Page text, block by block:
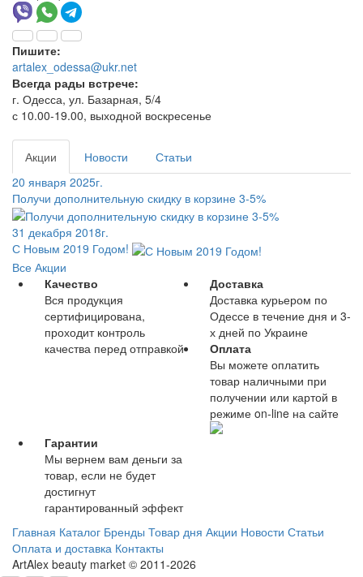
Пишите:
artalex_odessa@ukr.net
Всегда рады встрече:
г. Одесса, ул. Базарная, 5/4
с 10.00-19.00, выходной воскресенье
Акции Новости
Статьи
20 января 2025г.
Получи дополнительную скидку в корзине 3-5%
31 декабря 2018г.
С Новым 2019 Годом!
Все Акции
Качество
Вся продукция
сертифицирована,
проходит контроль
качества перед отправкой
Доставка
Доставка курьером по
Одессе в течение дня и 3-
х дней по Украине
Оплата
Вы можете оплатить
товар наличными при
получении или картой в
режиме on-line на сайте
Гарантии
Мы вернем вам деньги за
товар, если не будет
достигнут
гарантированный эффект
Главная Каталог Бренды Товар дня Акции Новости Статьи
Оплата и доставка Контакты
ArtAlex beauty market © 2011-2026